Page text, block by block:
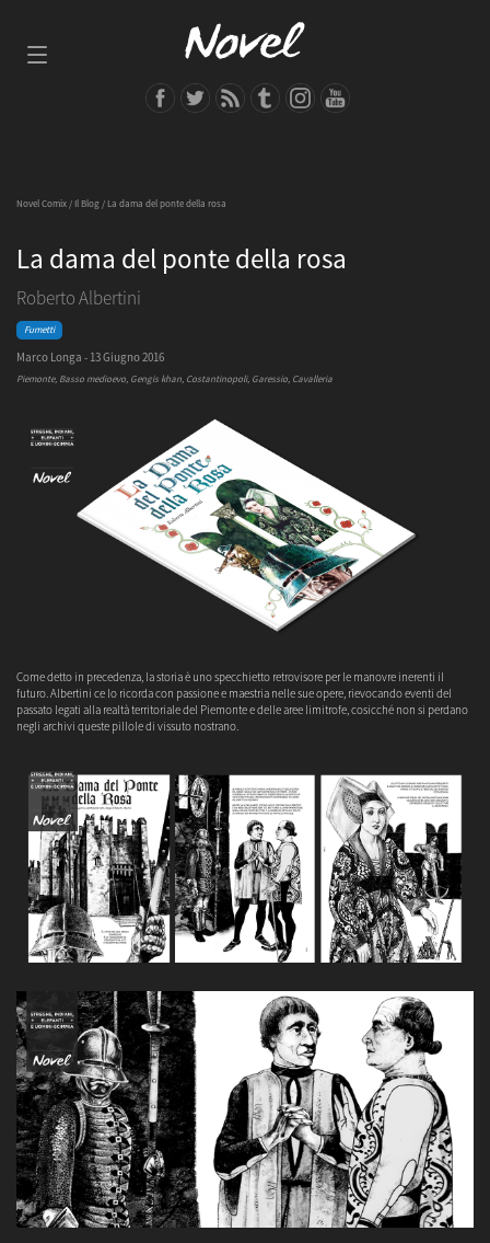
Novel Comix/Il Blog / La dama del ponte della rosa
La dama del ponte della rosa
Roberto Albertini
Fumetti
Marco Longa - 13 Giugno 2016
Piemonte, Basso medioevo, Gengis khan, Costantinopoli, Garessio, Cavalleria
Come detto in precedenza, la storia è uno specchietto retrovisore per le manovre inerenti il
futuro. Albertini ce lo ricorda con passione e maestria nelle sue opere, rievocando eventi del
passato legati alla realtà territoriale del Piemonte e delle aree limitrofe, cosicché non si perdano
negli archivi queste pillole di vissuto nostrano.